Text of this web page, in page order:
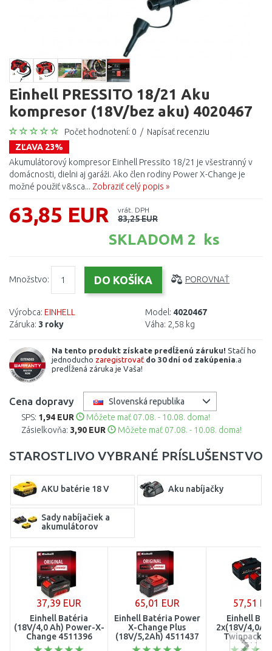
Einhell PRESSITO 18/21 Aku
kompresor (18V/bez aku) 4020467
Počet hodnotení: 0 / Napísať recenziu
ZĽAVA 23%
Akumulátorový kompresor Einhell Pressito 18/21 je všestranný v
domácnosti, dielni aj garáži. Ako člen rodiny Power X-Change je
možné použiť v&sca... Zobraziť celý popis »
63,85 EUR vrát. DPH
83,25 EUR
SKLADOM 2 ks
Množstvo: POROVNAŤ
Výrobca: EINHELL
Záruka: 3 roky
Model: 4020467
Váha: 2,58 kg
Na tento produkt získate predĺženú záruku! Stačí ho
jednoducho zaregistrovať do 30 dní od zakúpenia.a
predĺžená záruka je Vaša!
Cena dopravy
Slovenská republika
SPS: 1,94 EUR
Môžete mať 07.08. - 10.08. doma!
Zásielkovňa: 3,90 EUR Môžete mať 07.08. - 10.08. doma!
STAROSTLIVO VYBRANÉ PRÍSLUŠENSTVO
AKU batérie 18 V Aku nabíjačky
Sady nabíjačiek a
akumulátorov
37,39 EUR
Einhell Batéria
(18V/4,0 Ah) Power-X-
Change 4511396
65,01 EUR
Einhell Batéria Power
X-Change Plus
(18V/5,2Ah) 4511437
57,51
Einhell
2x(18V/
Twinpack
4511489